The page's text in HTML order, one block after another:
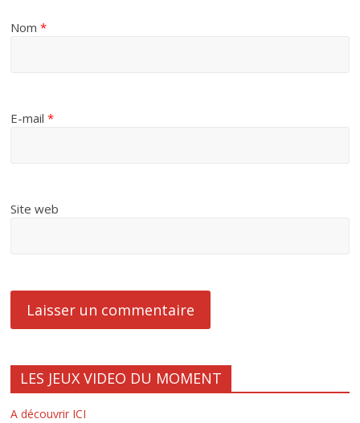
Nom*
E-mail*
Site web
LES JEUX VIDEO DU MOMENT
A découvrir ICI